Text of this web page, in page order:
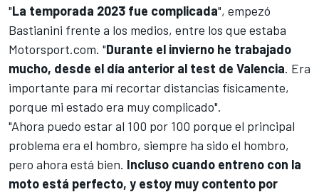
"La temporada 2023 fue complicada", empezó
Bastianini frente a los medios, entre los que estaba
Motorsport.com. "Durante el invierno he trabajado
mucho, desde el día anterior al test de Valencia. Era
importante para mí recortar distancias físicamente,
porque mi estado era muy complicado".
"Ahora puedo estar al 100 por 100 porque el principal
problema era el hombro, siempre ha sido el hombro,
pero ahora está bien. Incluso cuando entreno con la
moto está perfecto, y estoy muy contento por